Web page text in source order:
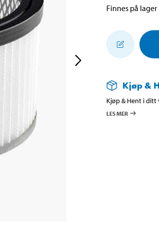
Finnes på lager
Kjøp &
Kjøp & Hent i ditt
LES MER